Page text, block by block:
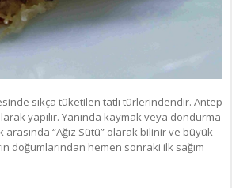
sıkça tüketilen tatlı türlerindendir. Antep
olarak yapılır. Yanında kaymak veya dondurma
arasında “Ağız Sütü” olarak bilinir ve büyük
doğumlarından hemen sonraki ilk sağım